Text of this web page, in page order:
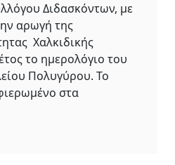
Διδασκόντων, με
αρωγή της
Χαλκιδικής
το ημερολόγιο του
Πολυγύρου. Το
στα